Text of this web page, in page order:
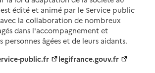
édité et animé par le Service public
la collaboration de nombreux
dans l'accompagnement et
âgées et de leurs aidants.
public.fr
legifrance.gouv.fr